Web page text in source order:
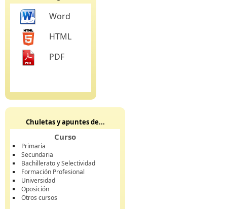
Word
HTML
PDF
Chuletas y apuntes de...
Curso
Primaria
Secundaria
Bachillerato y Selectividad
Formación Profesional
Universidad
Oposición
Otros cursos